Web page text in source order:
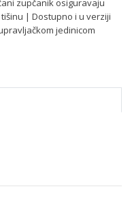
zupčanik osiguravaju
| Dostupno i u verziji
jedinicom